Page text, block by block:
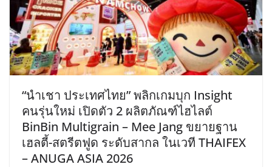
“นำเชา ประเทศไทย” พลิกเกมบุก Insight
คนรุ่นใหม่ เปิดตัว 2 ผลิตภัณฑ์ไฮไลต์
BinBin Multigrain – Mee Jang ขยายฐาน
เฮลตี้-สตรีตฟูด ระดับสากล ในเวที THAIFEX
– ANUGA ASIA 2026